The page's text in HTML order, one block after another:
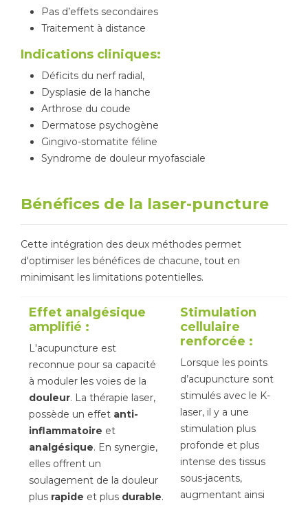
Pas d’effets secondaires
Traitement à distance
Indications cliniques:
Déficits du nerf radial,
Dysplasie de la hanche
Arthrose du coude
Dermatose psychogène
Gingivo-stomatite féline
Syndrome de douleur myofasciale
Bénéfices de la laser-puncture
Cette intégration des deux méthodes permet
d'optimiser les bénéfices de chacune, tout en
minimisant les limitations potentielles.
Effet analgésique
amplifié :
L'acupuncture est
reconnue pour sa capacité
à moduler les voies de la
douleur. La thérapie laser,
possède un effet anti-
inflammatoire et
analgésique. En synergie,
elles offrent un
soulagement de la douleur
plus rapide et plus durable.
Stimulation
cellulaire
renforcée :
Lorsque les points
d’acupuncture sont
stimulés avec le K-
laser, il y a une
stimulation plus
profonde et plus
intense des tissus
sous-jacents,
augmentant ainsi